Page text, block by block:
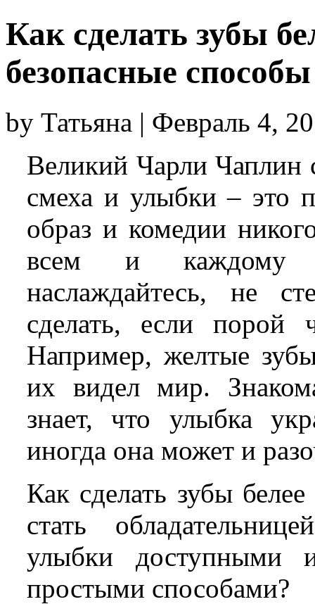
Как сделать зубы
безопасные способы
by Татьяна | Февраль 4,
Великий Чарли Чаплин
смеха и улыбки – это
образ и комедии
всем и каждому
наслаждайтесь, не
сделать, если порой
Например, желтые
их видел мир.
знает, что улыбка
иногда она может и
Как сделать зубы
стать
улыбки доступными
простыми способами?